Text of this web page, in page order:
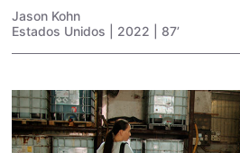
Jason Kohn
Estados Unidos | 2022 | 87’